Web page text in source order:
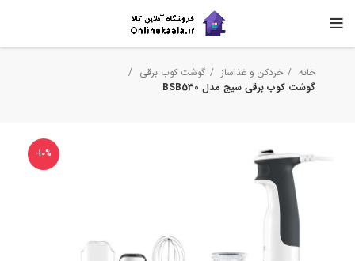
خانه خردکن و غذاساز
گوشت کوب برقی
گوشت کوب برقی سیج مدل BSB530
-10%